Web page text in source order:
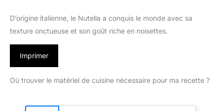
D’origine italienne, le Nutella a conquis le monde avec sa
texture onctueuse et son goût riche en noisettes.
Imprimer
Où trouver le matériel de cuisine nécessaire pour ma recette ?